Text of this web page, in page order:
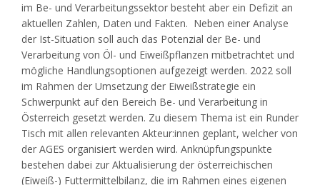
im Be- und Verarbeitungssektor besteht aber ein Defizit an
aktuellen Zahlen, Daten und Fakten. Neben einer Analyse
der Ist-Situation soll auch das Potenzial der Be- und
Verarbeitung von Öl- und Eiweißpflanzen mitbetrachtet und
mögliche Handlungsoptionen aufgezeigt werden. 2022 soll
im Rahmen der Umsetzung der Eiweißstrategie ein
Schwerpunkt auf den Bereich Be- und Verarbeitung in
Österreich gesetzt werden. Zu diesem Thema ist ein Runder
Tisch mit allen relevanten Akteur:innen geplant, welcher von
der AGES organisiert werden wird. Anknüpfungspunkte
bestehen dabei zur Aktualisierung der österreichischen
(Eiweiß-) Futtermittelbilanz, die im Rahmen eines eigenen